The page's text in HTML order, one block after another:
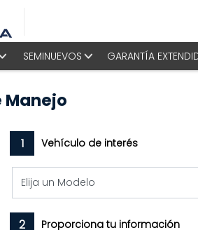
SEMINUEVOS GARANTÍA
Manejo
1 Vehículo de interés
2 Proporciona tu información